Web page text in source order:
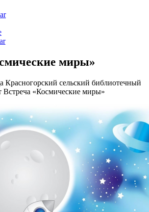
миры»
Красногорский сельский библиотечный
Встреча «Космические миры»